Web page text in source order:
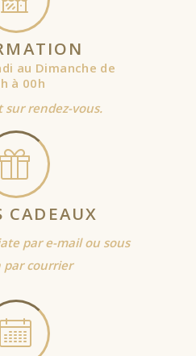
au Dimanche de
à 00h
sur rendez-vous.
CADEAUX
par e-mail ou sous
par courrier